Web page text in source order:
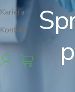
Kariera
Kontakt